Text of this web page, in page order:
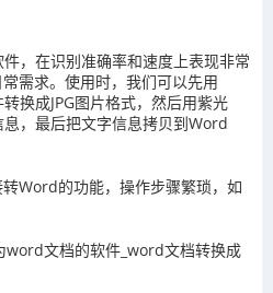
，在识别准确率和速度上表现非常
需求。使用时，我们可以先用
换成JPG图片格式，然后用紫光
，最后把文字信息拷贝到Word
Word的功能，操作步骤繁琐，如